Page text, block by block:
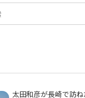
太田和彦が長崎で訪